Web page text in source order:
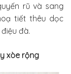
rũ và sang
tiết thêu dọc
đà.
xòe rộng